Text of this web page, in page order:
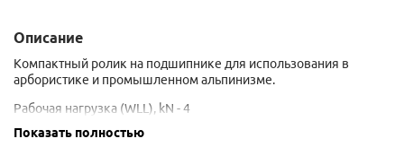
Описание
Компактный ролик на подшипнике для использования в
арбористике и промышленном альпинизме.
Рабочая нагрузка (WLL), kN - 4
Показать полностью